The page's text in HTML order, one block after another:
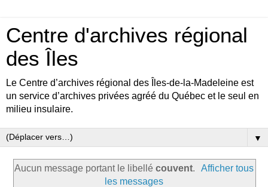
Centre d'archives régional
des Îles
Le Centre d’archives régional des Îles-de-la-Madeleine est
un service d’archives privées agréé du Québec et le seul en
milieu insulaire.
▼
Aucun message portant le libellé couvent.
Afficher tous
les messages